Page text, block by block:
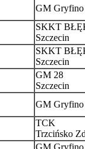
GM Gryfino
SKKT
Szczecin
SKKT
Szczecin
GM 28
Szczecin
GM Gryfino
TCK
Trzcińsko
GM Gryfino